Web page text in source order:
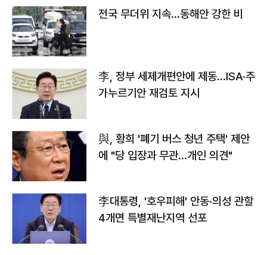
전국 무더위 지속…동해안 강한 비
李, 정부 세제개편안에 제동…ISA·주
가누르기안 재검토 지시
與, 황희 '폐기 버스 청년 주택' 제안
에 "당 입장과 무관…개인 의견"
李대통령, '호우피해' 안동·의성 관할
4개면 특별재난지역 선포